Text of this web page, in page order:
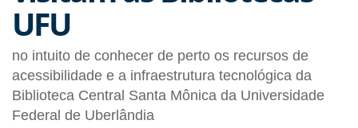
UFU
no intuito de conhecer de perto os recursos de
acessibilidade e a infraestrutura tecnológica da
Biblioteca Central Santa Mônica da Universidade
Federal de Uberlândia